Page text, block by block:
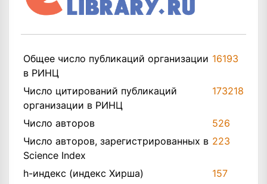
Общее число публикаций организации
в РИНЦ
16193
Число цитирований публикаций
организации в РИНЦ
173218
Число авторов
526
Число авторов, зарегистрированных в
Science Index
223
h-индекс (индекс Хирша)
157